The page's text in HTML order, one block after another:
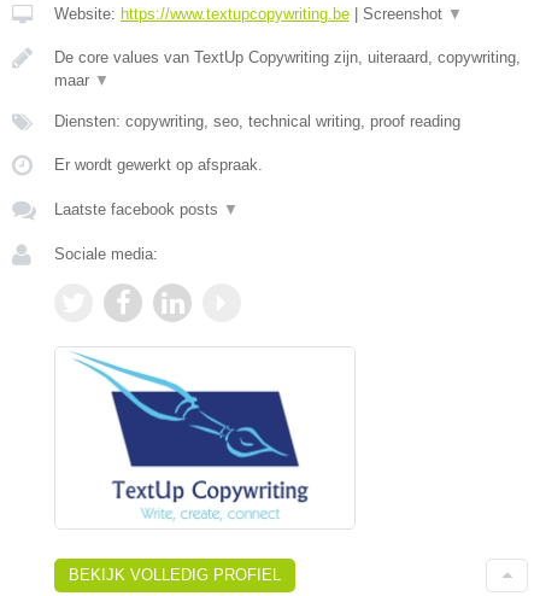
Website: https://www.textupcopywriting.be Screenshot ▼
De core values van TextUp Copywriting zijn, uiteraard, copywriting,
maar ▼
Diensten: copywriting, seo, technical writing, proof reading
Er wordt gewerkt op afspraak.
Laatste facebook posts ▼
Sociale media:
BEKIJK VOLLEDIG PROFIEL